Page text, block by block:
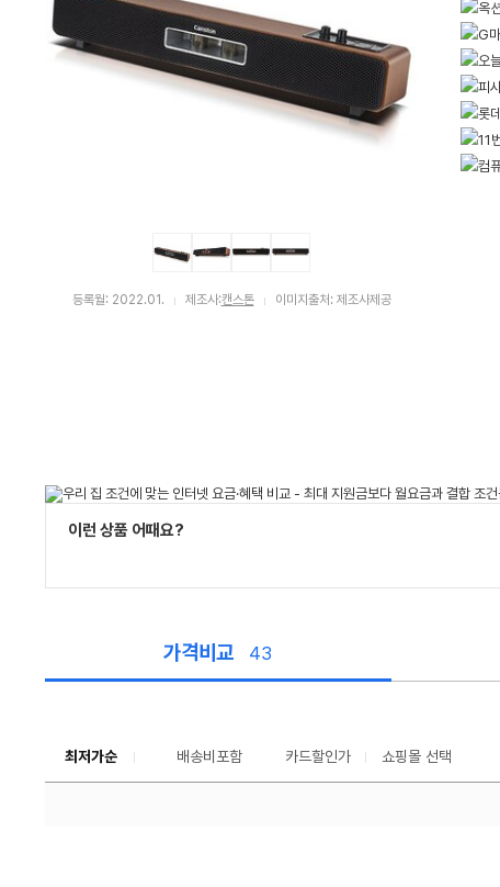
등록월: 2022.01. 제조사:캔스톤 이미지출처: 제조사제공
이런 상품 어때요?
가격비교 43
최저가순 배송비포함 카드할인가 쇼핑몰 선택